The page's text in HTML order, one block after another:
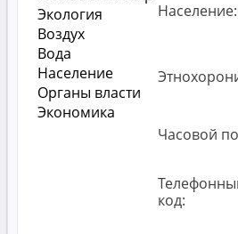
Население:
Часовой
код:
Экология
Воздух
Вода
Население
Органы власти
Экономика